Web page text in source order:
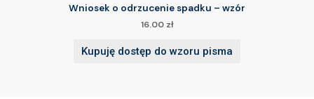
Wniosek o odrzucenie spadku – wzór
16.00 zł
Kupuję dostęp do wzoru pisma